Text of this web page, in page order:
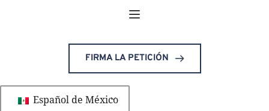
FIRMA LA PETICIÓN
Español de México